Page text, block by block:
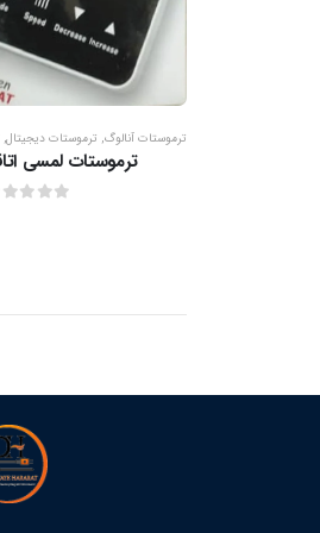
ترموستات آنالوگ, ترموستات دیجیتال,
ترموستات لمسی